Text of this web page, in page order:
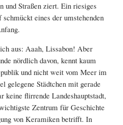
und Straßen ziert. Ein riesiges
eines der umstehenden
aus: Aaah, Lissabon! Aber
nördlich davon, kennt kaum
und nicht weit vom Meer im
gelegene Städtchen mit gerade
keine flirrende Landeshauptstadt,
Zentrum für Geschichte
von Keramiken betrifft. In